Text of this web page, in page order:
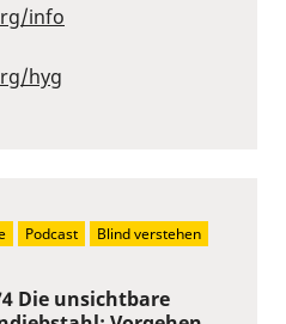
info
hyg
Die unsichtbare
Podcast Blind verstehen